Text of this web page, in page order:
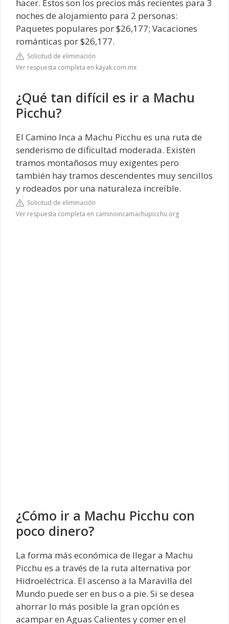
hacer. Estos son los precios más recientes para 3
noches de alojamiento para 2 personas:
Paquetes populares por $26,177; Vacaciones
románticas por $26,177.
Solicitud de eliminación
Ver respuesta completa en kayak.com.mx
¿Qué tan difícil es ir a Machu
Picchu?
El Camino Inca a Machu Picchu es una ruta de
senderismo de dificultad moderada. Existen
tramos montañosos muy exigentes pero
también hay tramos descendentes muy sencillos
y rodeados por una naturaleza increíble.
Solicitud de eliminación
Ver respuesta completa en caminoincamachupicchu.org
¿Cómo ir a Machu Picchu con
poco dinero?
La forma más económica de llegar a Machu
Picchu es a través de la ruta alternativa por
Hidroeléctrica. El ascenso a la Maravilla del
Mundo puede ser en bus o a pie. Si se desea
ahorrar lo más posible la gran opción es
acampar en Aguas Calientes y comer en el